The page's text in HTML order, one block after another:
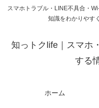
スマホトラブル・LINE不具合・
知識をわかりやす
知っトクlife｜スマホ
する
ホーム